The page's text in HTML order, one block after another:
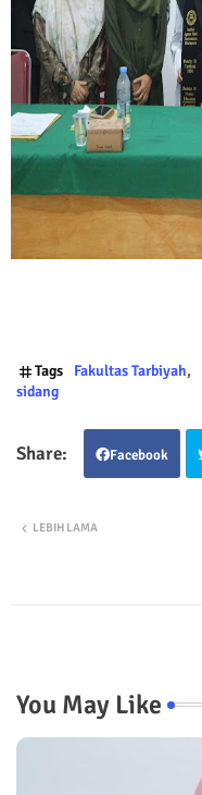
Tags Fakultas Tarbiyah
sidang
Facebook
LEBIH LAMA
You May Like